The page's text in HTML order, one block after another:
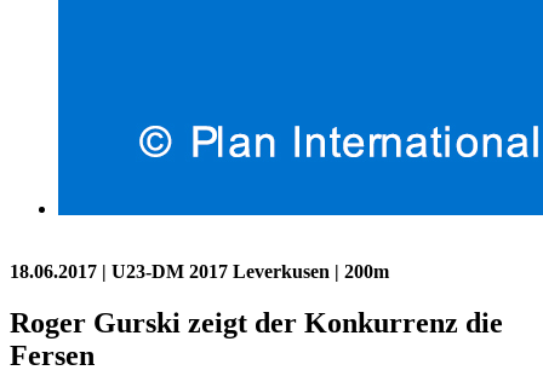
18.06.2017 | U23-DM 2017 Leverkusen | 200m
Roger Gurski zeigt der Konkurrenz die
Fersen